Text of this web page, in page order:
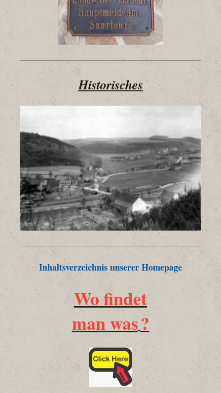
Historisches
Inhaltsverzeichnis unserer Homepage
Wo findet
man was?